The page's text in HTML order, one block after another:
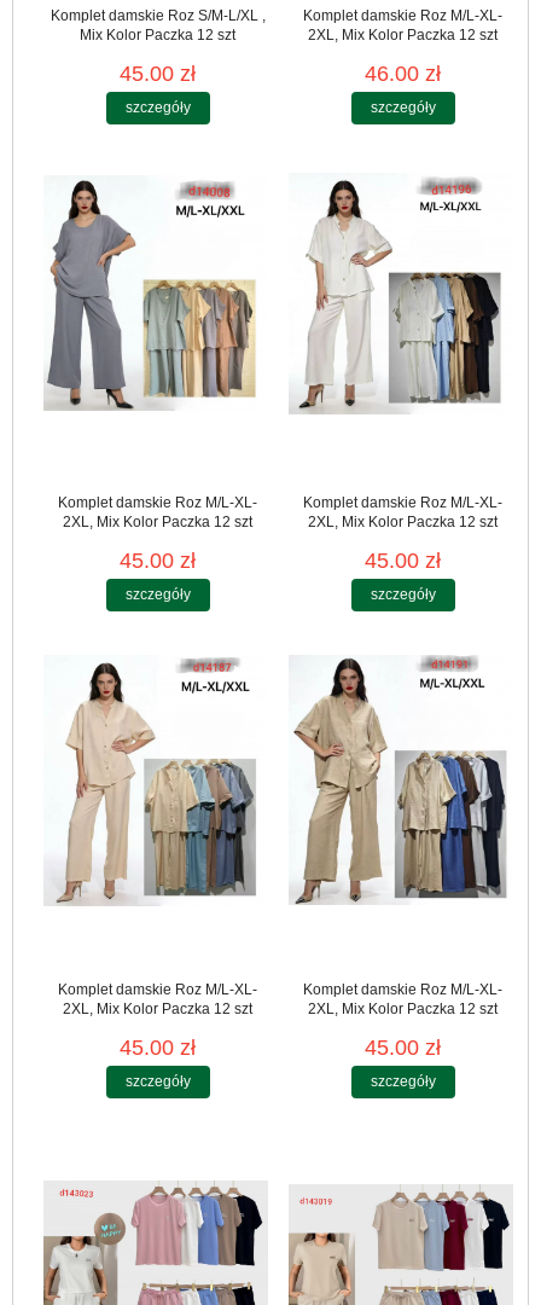
Komplet damskie Roz S/M-L/XL ,
Mix Kolor Paczka 12 szt
45.00 zł
szczegóły
Komplet damskie Roz M/L-XL-
2XL, Mix Kolor Paczka 12 szt
46.00 zł
szczegóły
Komplet damskie Roz M/L-XL-
2XL, Mix Kolor Paczka 12 szt
45.00 zł
szczegóły
Komplet damskie Roz M/L-XL-
2XL, Mix Kolor Paczka 12 szt
45.00 zł
szczegóły
Komplet damskie Roz M/L-XL-
2XL, Mix Kolor Paczka 12 szt
45.00 zł
szczegóły
Komplet damskie Roz M/L-XL-
2XL, Mix Kolor Paczka 12 szt
45.00 zł
szczegóły